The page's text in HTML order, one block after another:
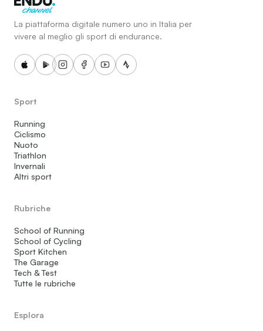
La piattaforma digitale numero uno in Italia per
vivere al meglio gli sport di endurance.
Sport
Running
Ciclismo
Nuoto
Triathlon
Invernali
Altri sport
Rubriche
School of Running
School of Cycling
Sport Kitchen
The Garage
Tech & Test
Tutte le rubriche
Esplora